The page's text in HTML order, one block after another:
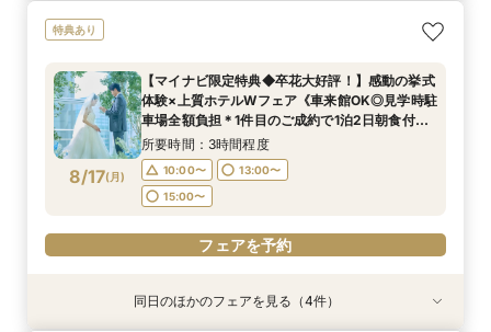
8/16( 日 )
【上質体験】ホテルW花嫁体験◆名駅直結パノラ
9:00〜 14:30〜
フェアを予約
8/16( 日 )
◆はじめての見学◆気軽にウェディング相談◎ク
9:00〜 14:30〜
フェアを予約
8/16( 日 )
◆豪華ミクニ試食付◆館内神前式×伝統*和婚*体
9:00〜 14:30〜
フェアを予約
8/16( 日 )
【家族・少人数フェア】こだわりの料理×会話を
9:00〜 14:30〜
フェアを予約
8/16( 日 )
上質ホテルで叶える◆フォトウェディング相談会
11:00〜
13:00〜
15:00〜
フェアを予約
特典あり
8/17(月)
【マイナビ限定特典◆卒花大好評！】感動の挙式
体験×上質ホテルWフェア《車来館OK◎見学時駐
車場全額負担＊1件目のご成約で1泊2日朝食付ハ
ネムーン宿泊》
所要時間：3時間程度
10:00〜
13:00〜
15:00〜
フェアを予約
同日のほかのフェアを見る（4件）